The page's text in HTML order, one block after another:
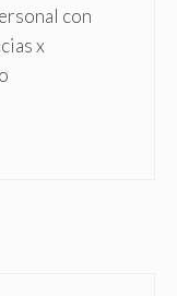
con
x